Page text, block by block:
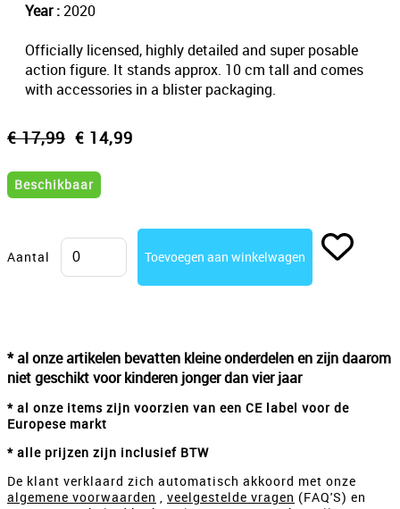
Year :2020
Officially licensed, highly detailed and super posable
action figure. It stands approx. 10 cm tall and comes
with accessories in a blister packaging.
€ 17,99 € 14,99
Beschikbaar
Aantal
* al onze artikelen bevatten kleine onderdelen en zijn daarom
niet geschikt voor kinderen jonger dan vier jaar
* al onze items zijn voorzien van een CE label voor de
Europese markt
* alle prijzen zijn inclusief BTW
De klant verklaard zich automatisch akkoord met onze
algemene voorwaarden , veelgestelde vragen (FAQ'S) en